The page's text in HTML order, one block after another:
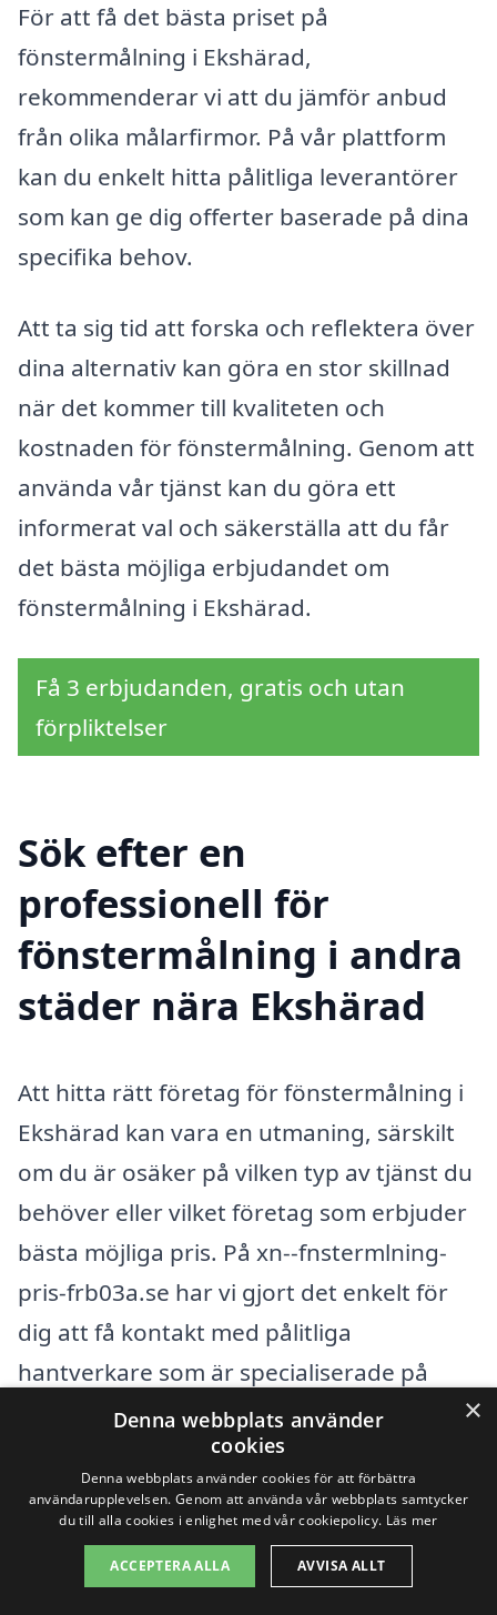
För att få det bästa priset på
fönstermålning i Ekshärad,
rekommenderar vi att du jämför anbud
från olika målarfirmor. På vår plattform
kan du enkelt hitta pålitliga leverantörer
som kan ge dig offerter baserade på dina
specifika behov.
Att ta sig tid att forska och reflektera över
dina alternativ kan göra en stor skillnad
när det kommer till kvaliteten och
kostnaden för fönstermålning. Genom att
använda vår tjänst kan du göra ett
informerat val och säkerställa att du får
det bästa möjliga erbjudandet om
fönstermålning i Ekshärad.
Få 3 erbjudanden, gratis och utan
förpliktelser
Sök efter en
professionell för
fönstermålning i andra
städer nära Ekshärad
Att hitta rätt företag för fönstermålning i
Ekshärad kan vara en utmaning, särskilt
om du är osäker på vilken typ av tjänst du
behöver eller vilket företag som erbjuder
bästa möjliga pris. På xn--fnstermlning-
pris-frb03a.se har vi gjort det enkelt för
dig att få kontakt med pålitliga
hantverkare som är specialiserade på
fönstermålning. Du kan enkelt jämföra
priser och kvalitet, så att du kan träffa ett
informerat val.
Förutom att söka inombyrn kan det vara
×
Denna webbplats använder
cookies
Denna webbplats använder cookies för att förbättra
användarupplevelsen. Genom att använda vår webbplats samtycker
du till alla cookies i enlighet med vår cookiepolicy. Läs mer
ACCEPTERA ALLA AVVISA ALLT